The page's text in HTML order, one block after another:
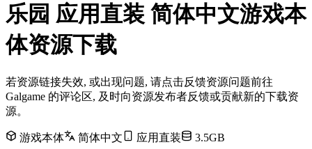
乐园 应用直装 简体中文游戏本
体资源下载
若资源链接失效, 或出现问题, 请点击反馈资源问题前往
Galgame 的评论区, 及时向资源发布者反馈或贡献新的下载资
源。
游戏本体 简体中文 应用直装 3.5GB